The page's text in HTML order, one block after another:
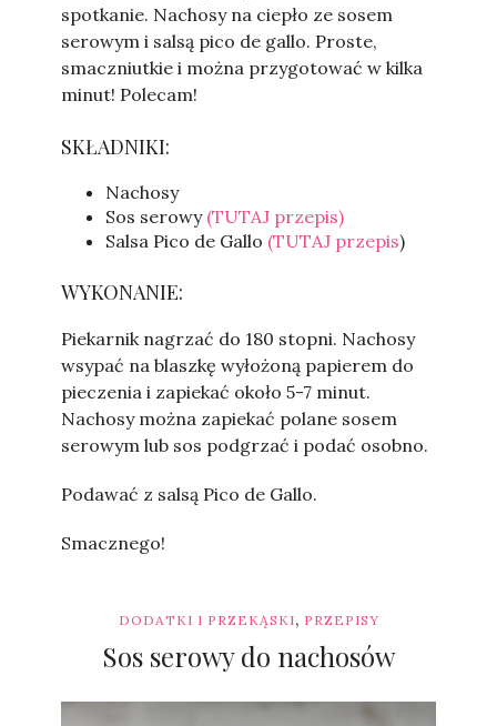
spotkanie. Nachosy na ciepło ze sosem
serowym i salsą pico de gallo. Proste,
smaczniutkie i można przygotować w kilka
minut! Polecam!
SKŁADNIKI:
Nachosy
Sos serowy (TUTAJ przepis)
Salsa Pico de Gallo (TUTAJ przepis)
WYKONANIE:
Piekarnik nagrzać do 180 stopni. Nachosy
wsypać na blaszkę wyłożoną papierem do
pieczenia i zapiekać około 5-7 minut.
Nachosy można zapiekać polane sosem
serowym lub sos podgrzać i podać osobno.
Podawać z salsą Pico de Gallo.
Smacznego!
DODATKI I PRZEKĄSKI, PRZEPISY
Sos serowy do nachosów